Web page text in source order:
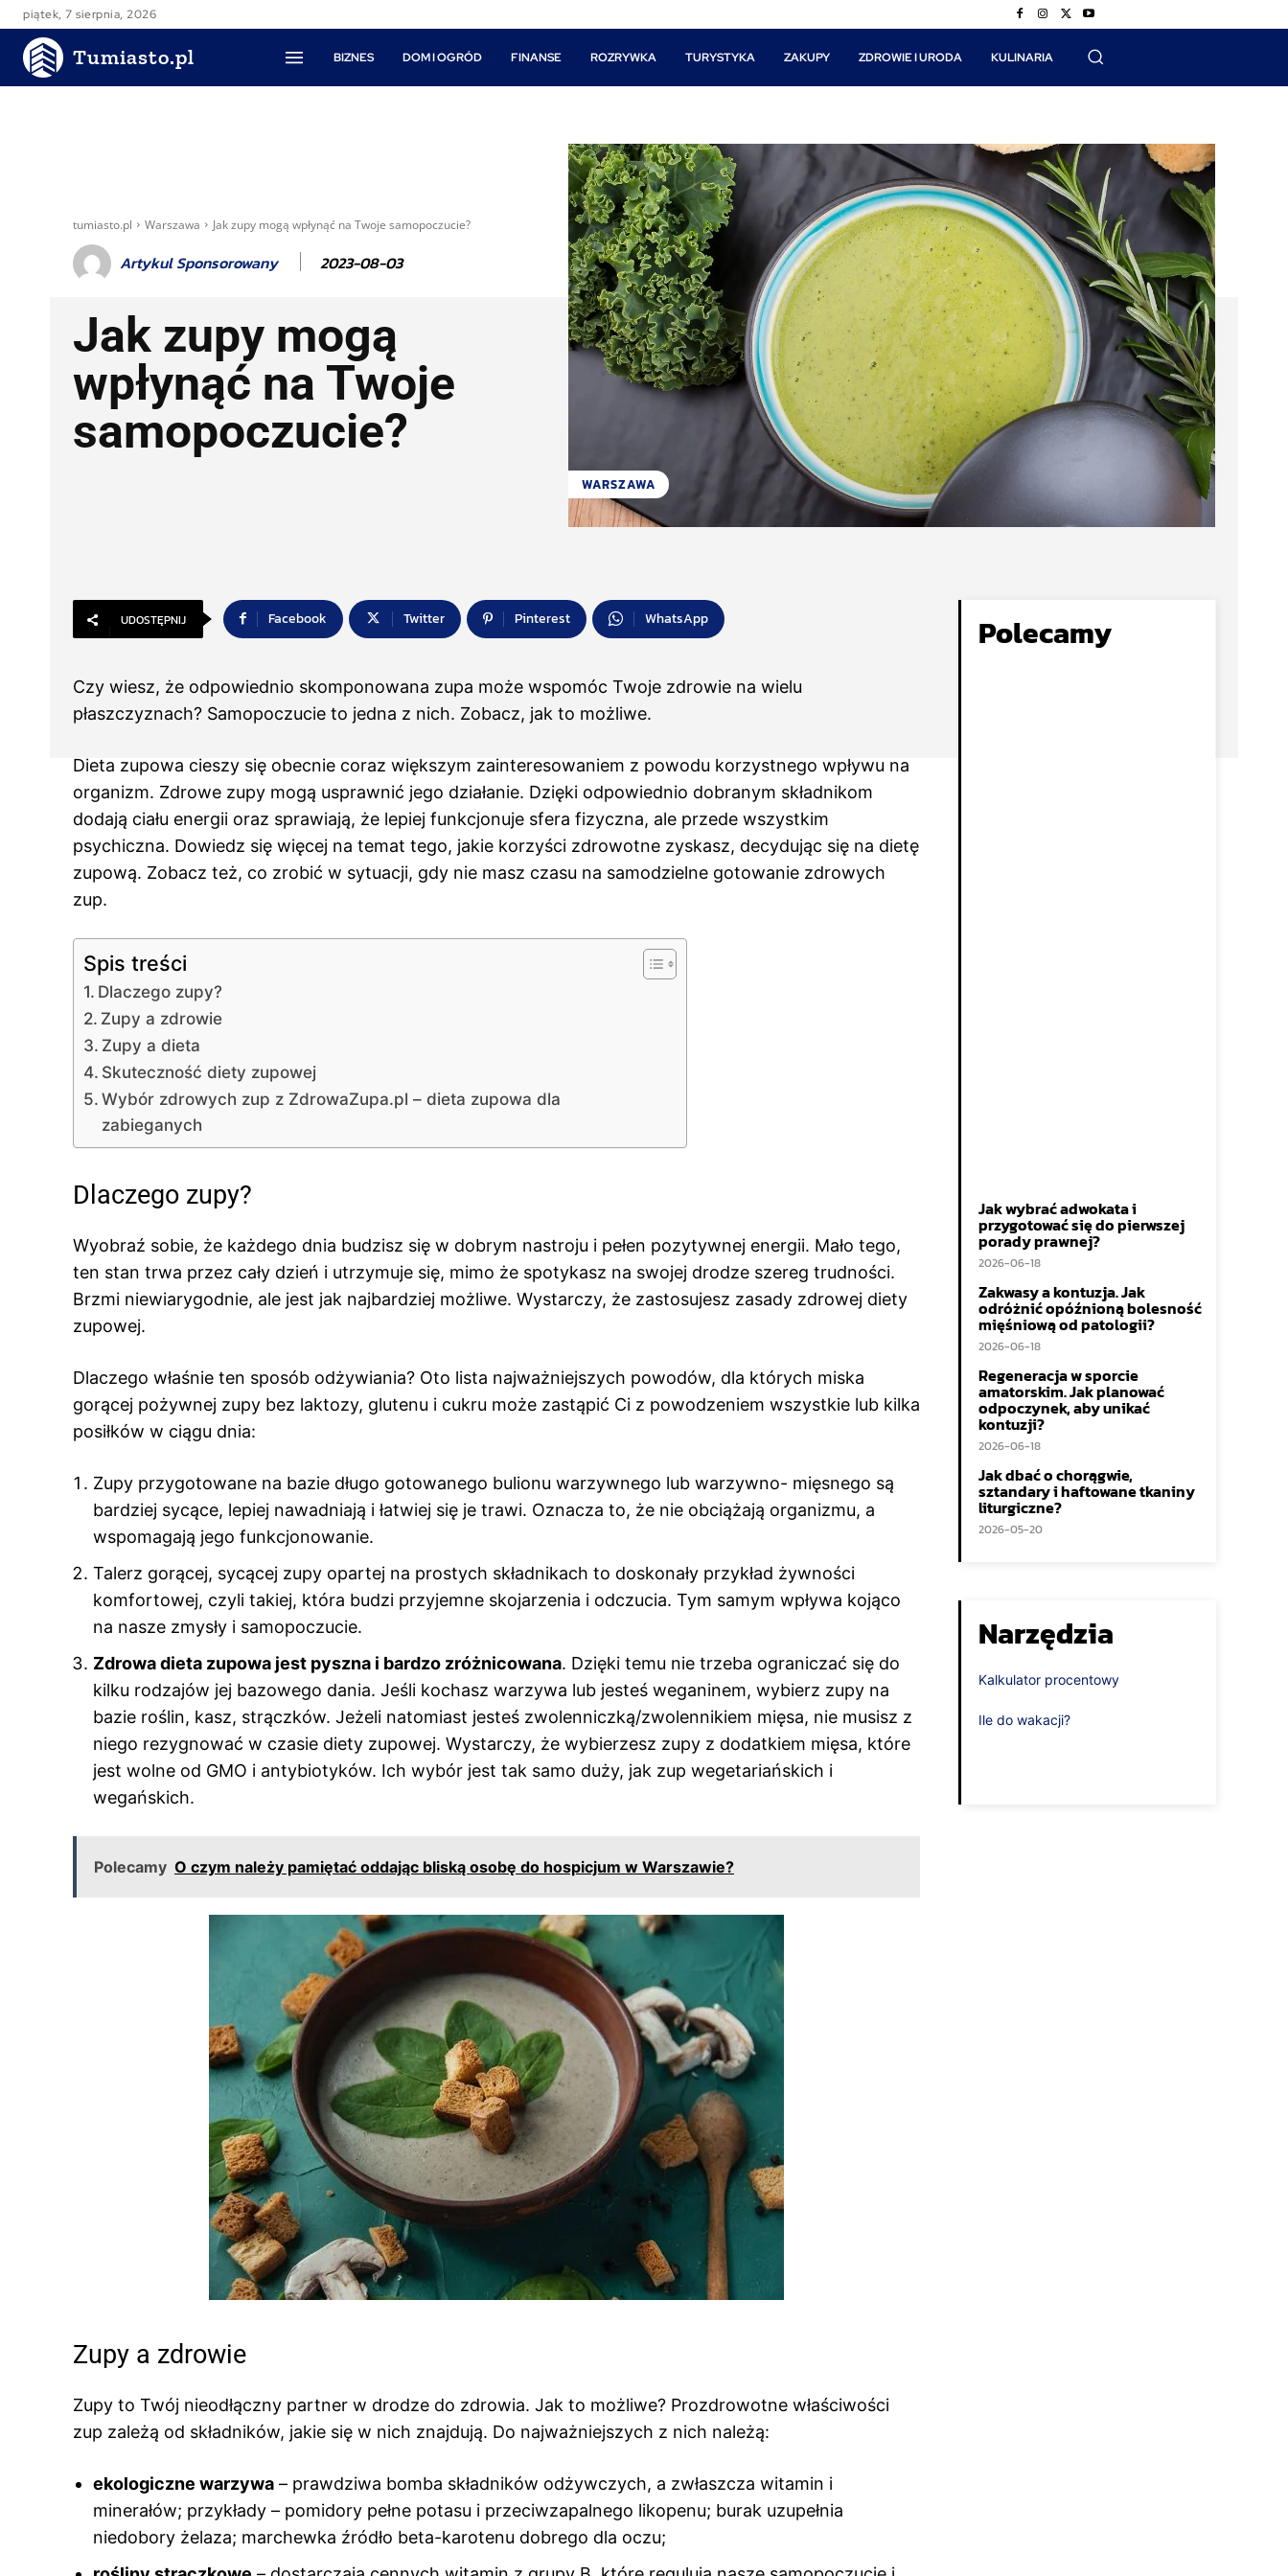
piątek, 7 sierpnia, 2026
Tumiasto.pl BIZNES DOM I OGRÓD FINANSE ROZRYWKA TURYSTYKA ZAKUPY ZDROWIE I URODA KULINARIA
tumiasto.pl Warszawa Jak zupy mogą wpłynąć na Twoje samopoczucie?
Artykul Sponsorowany 2023-08-03
Jak zupy mogą
wpłynąć na Twoje
samopoczucie?
WARSZAWA
UDOSTĘPNIJ Facebook Twitter Pinterest WhatsApp
Czy wiesz, że odpowiednio skomponowana zupa może wspomóc Twoje zdrowie na wielu
płaszczyznach? Samopoczucie to jedna z nich. Zobacz, jak to możliwe.
Dieta zupowa cieszy się obecnie coraz większym zainteresowaniem z powodu korzystnego wpływu na
organizm. Zdrowe zupy mogą usprawnić jego działanie. Dzięki odpowiednio dobranym składnikom
dodają ciału energii oraz sprawiają, że lepiej funkcjonuje sfera fizyczna, ale przede wszystkim
psychiczna. Dowiedz się więcej na temat tego, jakie korzyści zdrowotne zyskasz, decydując się na dietę
zupową. Zobacz też, co zrobić w sytuacji, gdy nie masz czasu na samodzielne gotowanie zdrowych
zup.
Spis treści
Dlaczego zupy?
Zupy a zdrowie
Zupy a dieta
Skuteczność diety zupowej
Wybór zdrowych zup z ZdrowaZupa.pl – dieta zupowa dla
zabieganych
Dlaczego zupy?
Wyobraź sobie, że każdego dnia budzisz się w dobrym nastroju i pełen pozytywnej energii. Mało tego,
ten stan trwa przez cały dzień i utrzymuje się, mimo że spotykasz na swojej drodze szereg trudności.
Brzmi niewiarygodnie, ale jest jak najbardziej możliwe. Wystarczy, że zastosujesz zasady zdrowej diety
zupowej.
Dlaczego właśnie ten sposób odżywiania? Oto lista najważniejszych powodów, dla których miska
gorącej pożywnej zupy bez laktozy, glutenu i cukru może zastąpić Ci z powodzeniem wszystkie lub kilka
posiłków w ciągu dnia:
Zupy przygotowane na bazie długo gotowanego bulionu warzywnego lub warzywno- mięsnego są
bardziej sycące, lepiej nawadniają i łatwiej się je trawi. Oznacza to, że nie obciążają organizmu, a
wspomagają jego funkcjonowanie.
Talerz gorącej, sycącej zupy opartej na prostych składnikach to doskonały przykład żywności
komfortowej, czyli takiej, która budzi przyjemne skojarzenia i odczucia. Tym samym wpływa kojąco
na nasze zmysły i samopoczucie.
Zdrowa dieta zupowa jest pyszna i bardzo zróżnicowana. Dzięki temu nie trzeba ograniczać się do
kilku rodzajów jej bazowego dania. Jeśli kochasz warzywa lub jesteś weganinem, wybierz zupy na
bazie roślin, kasz, strączków. Jeżeli natomiast jesteś zwolenniczką/zwolennikiem mięsa, nie musisz z
niego rezygnować w czasie diety zupowej. Wystarczy, że wybierzesz zupy z dodatkiem mięsa, które
jest wolne od GMO i antybiotyków. Ich wybór jest tak samo duży, jak zup wegetariańskich i
wegańskich.
Polecamy O czym należy pamiętać oddając bliską osobę do hospicjum w Warszawie?
Zupy a zdrowie
Zupy to Twój nieodłączny partner w drodze do zdrowia. Jak to możliwe? Prozdrowotne właściwości
zup zależą od składników, jakie się w nich znajdują. Do najważniejszych z nich należą:
ekologiczne warzywa – prawdziwa bomba składników odżywczych, a zwłaszcza witamin i
minerałów; przykłady – pomidory pełne potasu i przeciwzapalnego likopenu; burak uzupełnia
niedobory żelaza; marchewka źródło beta-karotenu dobrego dla oczu;
Polecamy
Jak wybrać adwokata i
przygotować się do pierwszej
porady prawnej?
2026-06-18
Zakwasy a kontuzja. Jak
odróżnić opóźnioną bolesność
mięśniową od patologii?
2026-06-18
Regeneracja w sporcie
amatorskim. Jak planować
odpoczynek, aby unikać
kontuzji?
2026-06-18
Jak dbać o chorągwie,
sztandary i haftowane tkaniny
liturgiczne?
2026-05-20
Narzędzia
Kalkulator procentowy
Ile do wakacji?